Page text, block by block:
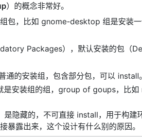
）的概念非常好。
包，比如 gnome-desktop 组是安
Packages），默认安装的包（
的安装组，包含部分包，可以 install。
安装组的组，group of goups，比
隐藏的，不可直接 install，用于构建
暴露出来，这个设计有什么别的原因。